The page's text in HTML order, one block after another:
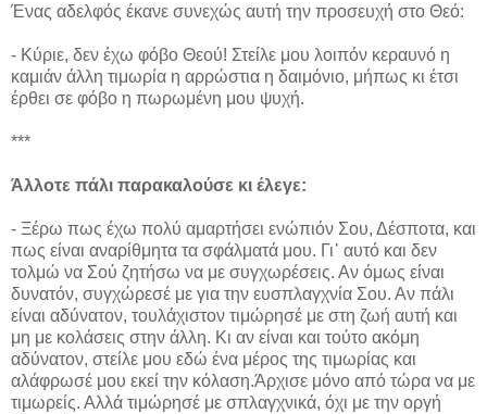
Ένας αδελφός έκανε συνεχώς αυτή την προσευχή στο Θεό:
- Κύριε, δεν έχω φόβο Θεού! Στείλε μου λοιπόν κεραυνό η
καμιάν άλλη τιμωρία η αρρώστια η δαιμόνιο, μήπως κι έτσι
έρθει σε φόβο η πωρωμένη μου ψυχή.
***
Άλλοτε πάλι παρακαλούσε κι έλεγε:
- Ξέρω πως έχω πολύ αμαρτήσει ενώπιόν Σου, Δέσποτα, και
πως είναι αναρίθμητα τα σφάλματά μου. Γι᾿ αυτό και δεν
τολμώ να Σού ζητήσω να με συγχωρέσεις. Αν όμως είναι
δυνατόν, συγχώρεσέ με για την ευσπλαγχνία Σου. Αν πάλι
είναι αδύνατον, τουλάχιστον τιμώρησέ με στη ζωή αυτή και
μη με κολάσεις στην άλλη. Κι αν είναι και τούτο ακόμη
αδύνατον, στείλε μου εδώ ένα μέρος της τιμωρίας και
αλάφρωσέ μου εκεί την κόλαση.Άρχισε μόνο από τώρα να με
τιμωρείς. Αλλά τιμώρησέ με σπλαγχνικά, όχι με την οργή